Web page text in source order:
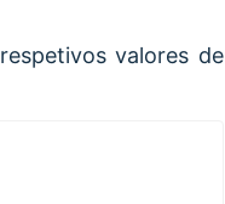
valores de